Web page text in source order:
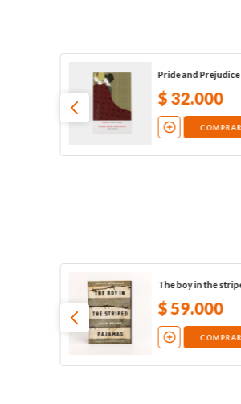
Pride and Prejudice
$32.000
The boy in the
$59.000